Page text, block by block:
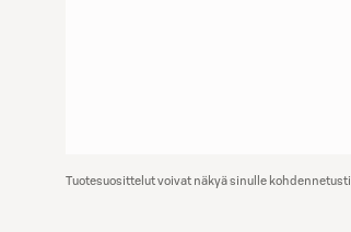
Tuotesuosittelut voivat näkyä sinulle kohdennetusti